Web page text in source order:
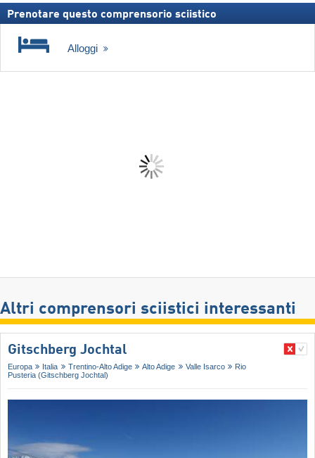
Prenotare questo comprensorio sciistico
Alloggi
Altri comprensori sciistici interessanti
Gitschberg Jochtal
Europa Italia Trentino-Alto Adige Alto Adige Valle Isarco
Rio
Pusteria (Gitschberg Jochtal)